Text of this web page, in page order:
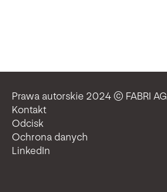
Prawa autorskie 2024 © FABRI AG
Kontakt
Odcisk
Ochrona danych
LinkedIn